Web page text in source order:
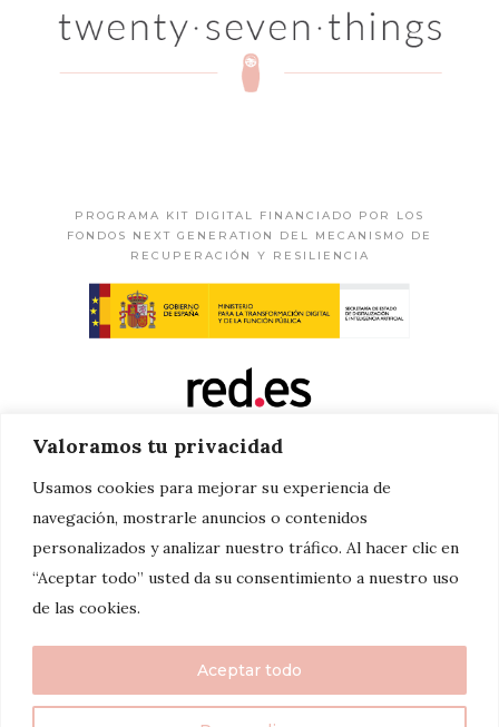
Valoramos tu privacidad
Usamos cookies para mejorar su experiencia de
navegación, mostrarle anuncios o contenidos
personalizados y analizar nuestro tráfico. Al hacer clic en
“Aceptar todo” usted da su consentimiento a nuestro uso
de las cookies.
Aceptar todo
PROGRAMA KIT DIGITAL FINANCIADO POR LOS
FONDOS NEXT GENERATION DEL MECANISMO DE
RECUPERACIÓN Y RESILIENCIA